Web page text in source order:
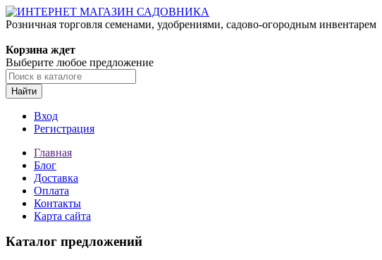
Розничная торговля семенами, удобрениями, садово-огородным инвентарем
Корзина ждет
Выберите любое предложение
Найти
Вход
Регистрация
Главная
Блог
Доставка
Оплата
Контакты
Карта сайта
Каталог предложений